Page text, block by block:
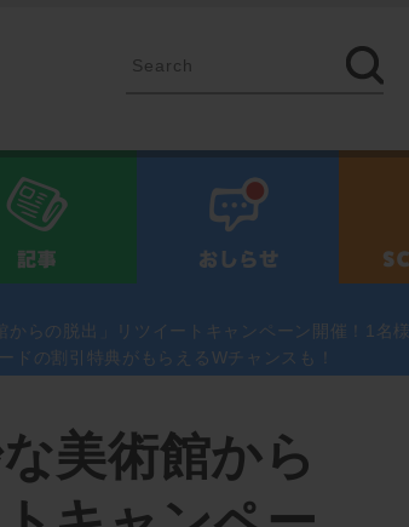
からの脱出」リツイートキャンペーン開催！1名
ドの割引特典がもらえるWチャンスも！
美術館から